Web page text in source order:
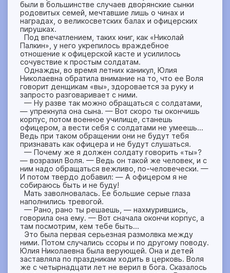
были в большинстве случаев дворянские сынки
родовитых семей, мечтавшие лишь о чинах и
наградах, о великосветских балах и офицерских
пирушках.
Под впечатлением, таких книг, как «Николай
Палкин», у него укрепилось враждебное
отношение к офицерской касте и усилилось
сочувствие к простым солдатам.
Однажды, во время летних каникул, Юлия
Николаевна обратила внимание на то, что ее Воля
говорит денщикам «вы», здоровается за руку и
запросто разговаривает с ними.
— Ну разве так можно обращаться с солдатами,
— упрекнула она сына. — Вот скоро ты окончишь
корпус, потом военное училище, станешь
офицером, а вести себя с солдатами не умеешь…
Ведь при таком обращении они не будут тебя
признавать как офицера и не будут слушаться.
— Почему же я должен солдату говорить «ты»?
— возразил Воля. — Ведь он такой же человек, и с
ним надо обращаться вежливо, по-человечески. —
И потом твердо добавил: — А офицером я не
собираюсь быть и не буду!
Мать заволновалась. Ее большие серые глаза
наполнились тревогой.
— Рано, рано ты решаешь, — нахмурившись,
говорила она ему. — Вот сначала окончи корпус, а
там посмотрим, кем тебе быть…
Это была первая серьезная размолвка между
ними. Потом случались ссоры и по другому поводу.
Юлия Николаевна была верующей. Она и детей
заставляла по праздникам ходить в церковь. Воля
же с четырнадцати лет не верил в бога. Сказалось